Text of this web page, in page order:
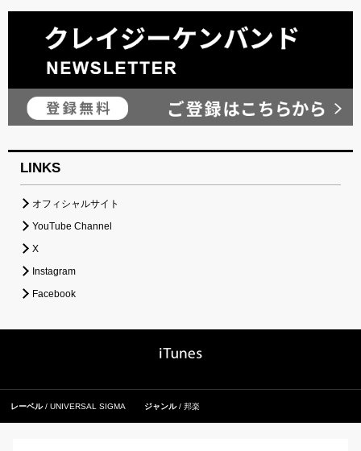
LINKS
オフィシャルサイト
YouTube Channel
X
Instagram
Facebook
レーベル UNIVERSAL SIGMA ジャンル 邦楽